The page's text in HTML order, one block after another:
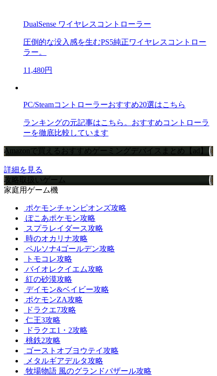
DualSense ワイヤレスコントローラー
圧倒的な没入感を生むPS5純正ワイヤレスコントロー
ラー。
11,480円
PC/Steamコントローラーおすすめ20選はこちら
ランキングの元記事はこちら。おすすめコントローラ
ーを徹底比較しています
Amazonで買えるおすすめゲーミングデバイスまとめ【ad】
詳細を見る
攻略取扱いゲーム
家庭用ゲーム機
ポケモンチャンピオンズ攻略
ぽこあポケモン攻略
スプラレイダース攻略
時のオカリナ攻略
ペルソナ4ゴールデン攻略
トモコレ攻略
バイオレクイエム攻略
紅の砂漠攻略
デイモン&ベイビー攻略
ポケモンZA攻略
ドラクエ7攻略
仁王3攻略
ドラクエ1・2攻略
桃鉄2攻略
ゴーストオブヨウテイ攻略
メタルギアデルタ攻略
牧場物語 風のグランドバザール攻略